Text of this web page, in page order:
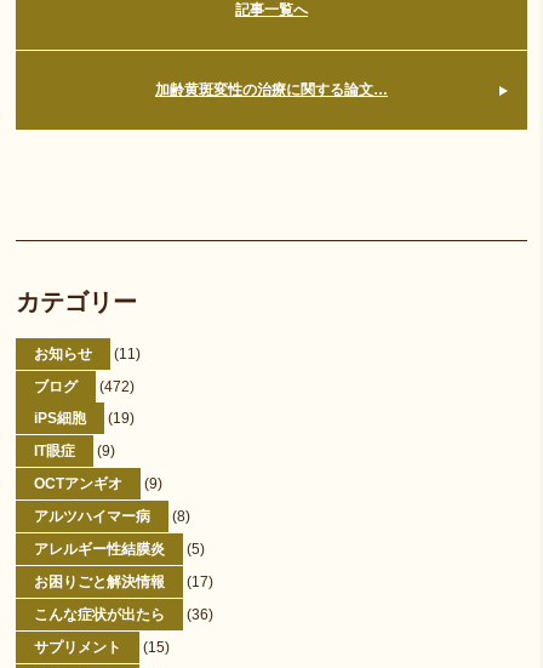
記事一覧へ
加齢黄斑変性の治療に関する論文…
カテゴリー
お知らせ
(11)
ブログ
(472)
iPS細胞
(19)
IT眼症
(9)
OCTアンギオ
(9)
アルツハイマー病
(8)
アレルギー性結膜炎
(5)
お困りごと解決情報
(17)
こんな症状が出たら
(36)
サプリメント
(15)